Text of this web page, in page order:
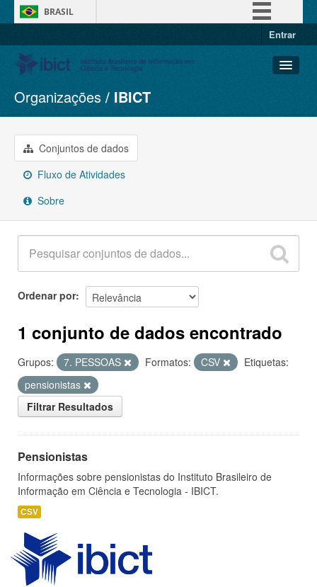
BRASIL
Entrar
Conjuntos de dados
Organizações
Grupos
Sobre
Organizações IBICT
Conjuntos de dados
Fluxo de Atividades
Sobre
Ordenar por
1 conjunto de dados encontrado
Grupos: 7. PESSOAS Formatos: CSV
Etiquetas:
pensionistas
Filtrar Resultados
Pensionistas
Informações sobre pensionistas do Instituto Brasileiro de
Informação em Ciência e Tecnologia - IBICT.
CSV